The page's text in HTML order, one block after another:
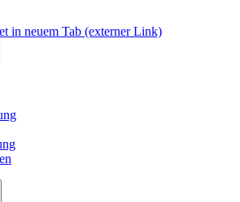
in neuem Tab (externer Link)